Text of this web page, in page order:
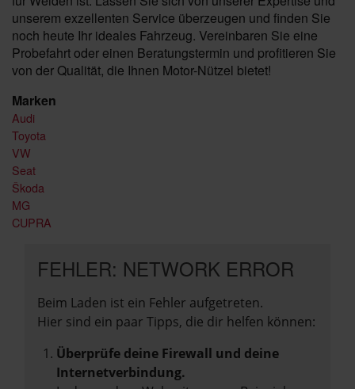
unserem exzellenten Service überzeugen und finden Sie
noch heute Ihr ideales Fahrzeug. Vereinbaren Sie eine
Probefahrt oder einen Beratungstermin und profitieren Sie
von der Qualität, die Ihnen Motor-Nützel bietet!
Marken
Audi
Toyota
VW
Seat
Škoda
MG
CUPRA
FEHLER: NETWORK ERROR
Beim Laden ist ein Fehler aufgetreten.
Hier sind ein paar Tipps, die dir helfen können:
Überprüfe deine Firewall und deine
Internetverbindung.